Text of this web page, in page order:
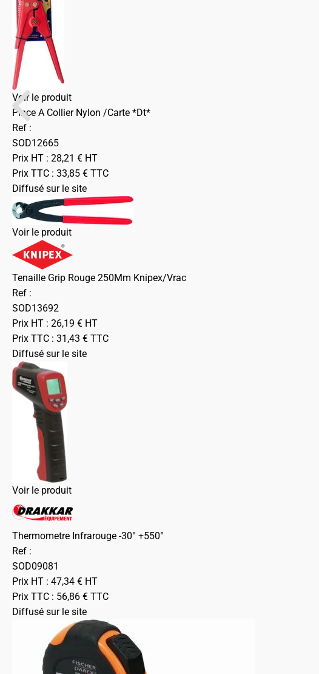
Voir le produit
Pince A Collier Nylon /Carte *Dt*
Ref :
SOD12665
Prix HT : 28,21 € HT
Prix TTC : 33,85 € TTC
Diffusé sur le site
Voir le produit
Tenaille Grip Rouge 250Mm Knipex/Vrac
Ref :
SOD13692
Prix HT : 26,19 € HT
Prix TTC : 31,43 € TTC
Diffusé sur le site
Voir le produit
Thermometre Infrarouge -30° +550°
Ref :
SOD09081
Prix HT : 47,34 € HT
Prix TTC : 56,86 € TTC
Diffusé sur le site